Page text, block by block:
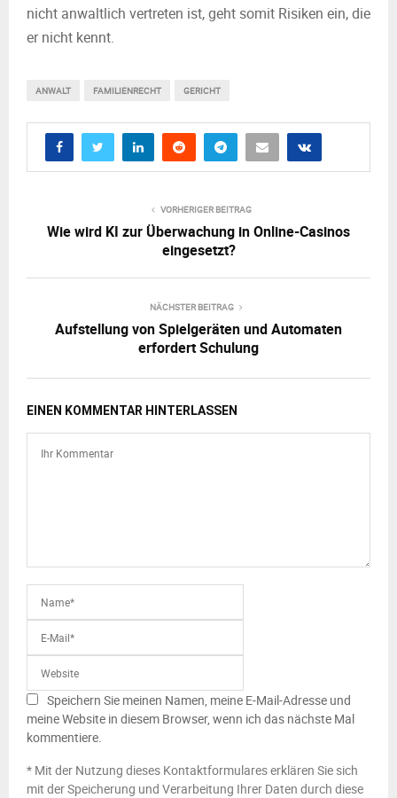
nicht anwaltlich vertreten ist, geht somit Risiken ein, die
er nicht kennt.
ANWALT FAMILIENRECHT GERICHT
VORHERIGER BEITRAG
Wie wird KI zur Überwachung in Online-Casinos
eingesetzt?
NÄCHSTER BEITRAG
Aufstellung von Spielgeräten und Automaten
erfordert Schulung
EINEN KOMMENTAR HINTERLASSEN
Speichern Sie meinen Namen, meine E-Mail-Adresse und
meine Website in diesem Browser, wenn ich das nächste Mal
kommentiere.
* Mit der Nutzung dieses Kontaktformulares erklären Sie sich
mit der Speicherung und Verarbeitung Ihrer Daten durch diese